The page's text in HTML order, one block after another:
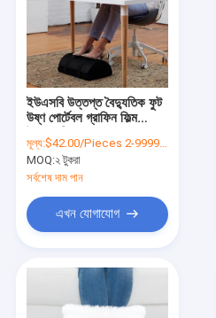
ইউএসবি উত্তপ্ত বৈদ্যুতিক ফুট
উষ্ণ পোর্টেবল গ্রাফিন ফিল্ম
মূল্য:$42.00/Pieces 2-9999 Pieces
MOQ:২ টুকরা
সর্বশেষ দাম পান
এখন যোগাযোগ